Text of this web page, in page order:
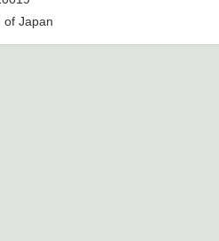
of Japan